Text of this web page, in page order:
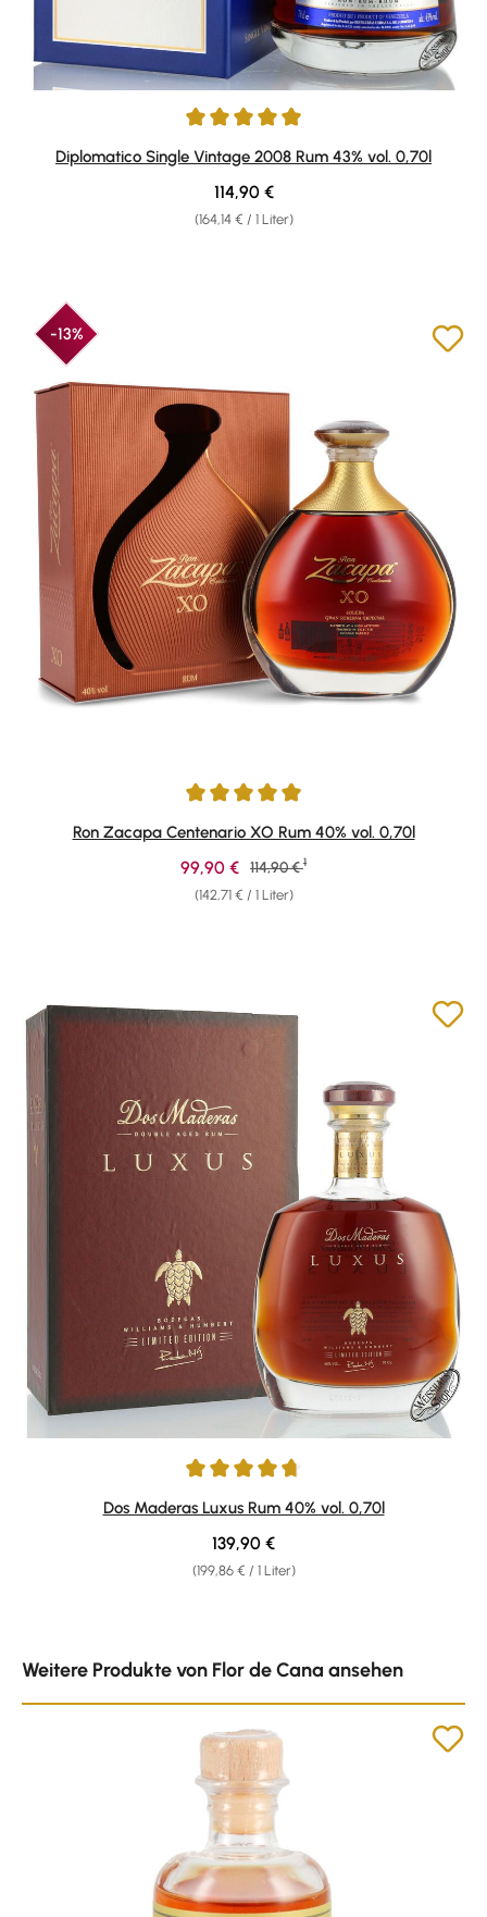
Durchschnittliche Bewertung von 5 von 5 Sternen
Diplomatico Single Vintage 2008 Rum 43% vol. 0,70l
(164,14 € / 1 Liter)
Regulärer Preis:
114,90 €
-13%
Durchschnittliche Bewertung von 4.95 von 5 Sternen
Ron Zacapa Centenario XO Rum 40% vol. 0,70l
(142,71 € / 1 Liter)
Verkaufspreis:
99,90 € Regulärer Preis:
114,90 € 1
Durchschnittliche Bewertung von 4.79 von 5 Sternen
Dos Maderas Luxus Rum 40% vol. 0,70l
(199,86 € / 1 Liter)
Regulärer Preis:
139,90 €
Weitere Produkte von Flor de Cana ansehen